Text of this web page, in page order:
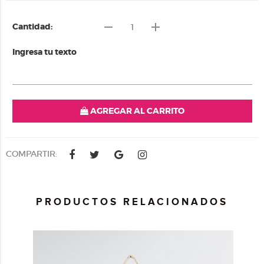
Cantidad: remove add
Ingresa tu texto
AGREGAR AL CARRITO
COMPARTIR:
PRODUCTOS RELACIONADOS